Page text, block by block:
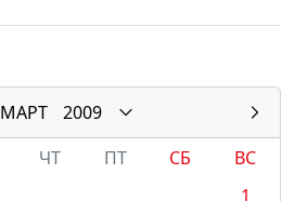
МАРТ
2009
ЧТ ПТ СБ
ВС
1